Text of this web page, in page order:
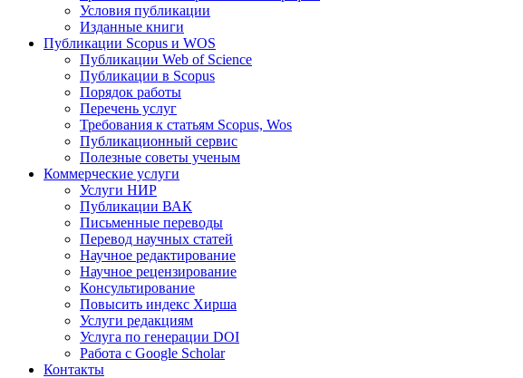
Условия публикации
Изданные книги
Публикации Scopus и WOS
Публикации Web of Science
Публикации в Scopus
Порядок работы
Перечень услуг
Требования к статьям Scopus, Wos
Публикационный сервис
Полезные советы ученым
Коммерческие услуги
Услуги НИР
Публикации ВАК
Письменные переводы
Перевод научных статей
Научное редактирование
Научное рецензирование
Консультирование
Повысить индекс Хирша
Услуги редакциям
Услуга по генерации DOI
Работа с Google Scholar
Контакты